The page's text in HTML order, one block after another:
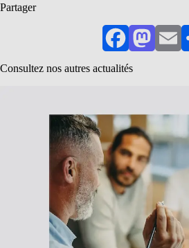
Partager
FacebookMastodon
Consultez nos autres actualités